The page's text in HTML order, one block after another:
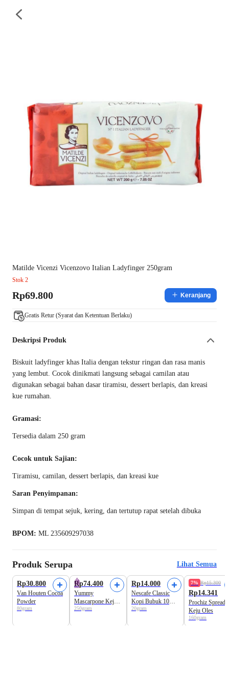
Matilde Vicenzi Vicenzovo Italian Ladyfinger 250gram
Stok 2
Rp69.800 Keranjang
Gratis Retur (Syarat dan Ketentuan Berlaku)
Deskripsi Produk
Biskuit ladyfinger khas Italia dengan tekstur ringan dan rasa manis
yang lembut. Cocok dinikmati langsung sebagai camilan atau
digunakan sebagai bahan dasar tiramisu, dessert berlapis, dan kreasi
kue rumahan.
Gramasi:
Tersedia dalam 250 gram
Cocok untuk Sajian:
Tiramisu, camilan, dessert berlapis, dan kreasi kue
Saran Penyimpanan:
Simpan di tempat sejuk, kering, dan tertutup rapat setelah dibuka
BPOM: ML 235609297038
Produk Serupa Lihat Semua
Rp30.800
Van Houten Cocoa
Powder
80gram
Rp74.400
Yummy
Mascarpone Keju
Krim
250gram
Rp14.000
Nescafe Classic
Kopi Bubuk 10
sachets x 2gr
20gram
7% Rp15.300
Rp14.341
Prochiz Spready
Keju Oles
160gram